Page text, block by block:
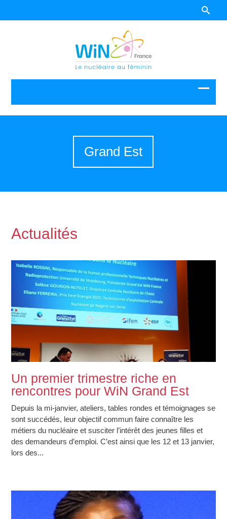
Grand Est
Actualités
Un premier trimestre riche en
rencontres pour WiN Grand Est
Depuis la mi-janvier, ateliers, tables rondes et témoignages se
sont succédés, leur objectif commun faire connaître les
métiers du nucléaire et susciter l’intérêt des jeunes filles et
des demandeurs d’emploi. C’est ainsi que les 12 et 13 janvier,
lors des...